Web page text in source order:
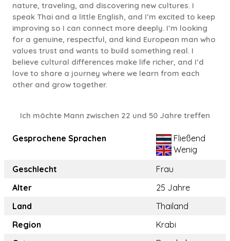
nature, traveling, and discovering new cultures. I
speak Thai and a little English, and I’m excited to keep
improving so I can connect more deeply. I’m looking
for a genuine, respectful, and kind European man who
values trust and wants to build something real. I
believe cultural differences make life richer, and I’d
love to share a journey where we learn from each
other and grow together.
Ich möchte Mann zwischen 22 und 50 Jahre treffen
Gesprochene Sprachen
Fließend
Wenig
Geschlecht
Frau
Alter
25 Jahre
Land
Thailand
Region
Krabi